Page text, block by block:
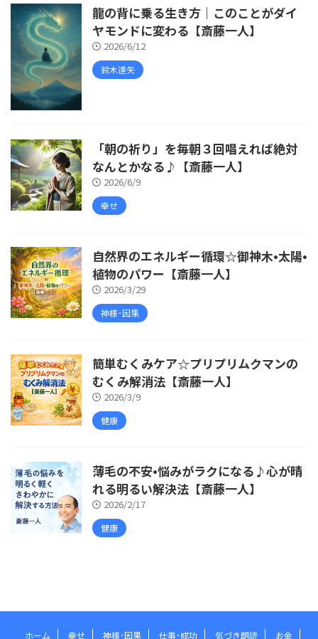
龍の背に乗る生き方｜このことがダイ
ヤモンドに変わる【斎藤一人】
2026/6/12
鈴木達矢
「朝の祈り」を毎朝３回唱えれば絶対
なんとかなる♪【斎藤一人】
2026/6/9
幸せ
自然界のエネルギー循環☆御神木•太陽•
植物のパワー【斎藤一人】
2026/3/29
神様･因果
簡単むくみケア☆プリプリムクマンの
むくみ解消法【斎藤一人】
2026/3/9
健康
薄毛の不安•悩みがラクになる♪心が晴
れる明るい解決法【斎藤一人】
2026/2/17
健康
ホーム 幸せ 神様･因果 仕事･成功 気づき朗読 お金